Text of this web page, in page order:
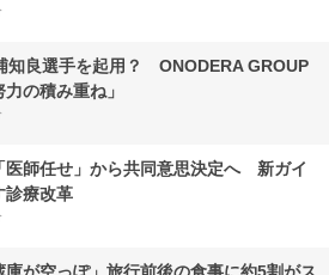
知良選手を起用？ ONODERA GROUP
の積み重ね」
医師任せ」から共同意思決定へ 新ガイ
診療改革